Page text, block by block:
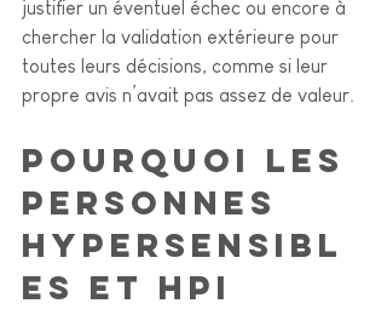
justifier un éventuel échec ou encore à
chercher la validation extérieure pour
toutes leurs décisions, comme si leur
propre avis n’avait pas assez de valeur.
Pourquoi les
personnes
hypersensibl
es et HPI